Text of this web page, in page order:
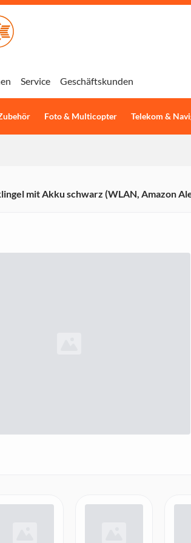
Foto & Multicopter Telekom &
Service Geschäftskunden
mit Akku schwarz (WLAN, Amazon